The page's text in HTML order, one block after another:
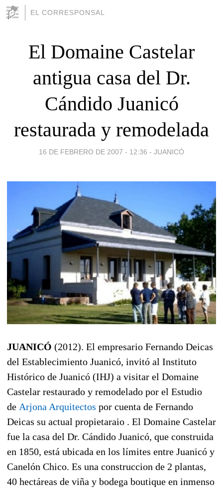
EL CORRESPONSAL
El Domaine Castelar
antigua casa del Dr.
Cándido Juanicó
restaurada y remodelada
16 DE FEBRERO DE 2007 - 12:36 - JUANICÓ
JUANICÓ (2012). El empresario Fernando Deicas
del Establecimiento Juanicó, invitó al Instituto
Histórico de Juanicó (IHJ) a visitar el Domaine
Castelar restaurado y remodelado por el Estudio
de Arjona Arquitectos por cuenta de Fernando
Deicas su actual propietaraio . El Domaine Castelar
fue la casa del Dr. Cándido Juanicó, que construida
en 1850, está ubicada en los límites entre Juanicó y
Canelón Chico. Es una construccion de 2 plantas,
40 hectáreas de viña y bodega boutique en inmenso